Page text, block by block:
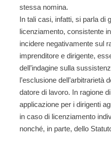
stessa nomina.
In tali casi, infatti, si parla di
licenziamento, consistente
incidere negativamente sul
imprenditore e dirigente,
dell’indagine sulla
l’esclusione dell’arbitrarietà
datore di lavoro. In ragione
applicazione per i dirigenti
in caso di licenziamento
nonché, in parte, dello